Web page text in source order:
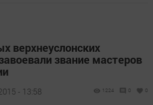
верхнеуслонских
звание мастеров
- 13:58 1224 0 0